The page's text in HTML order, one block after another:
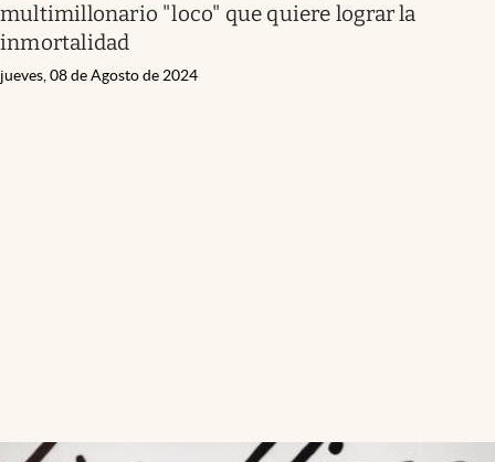
multimillonario "loco" que quiere lograr la
inmortalidad
jueves, 08 de Agosto de 2024